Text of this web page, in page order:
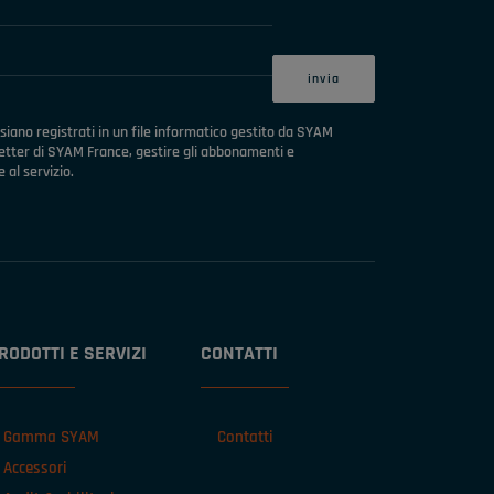
registrati in un file informatico gestito da SYAM
di SYAM France, gestire gli abbonamenti e
al servizio.
E SERVIZI
Gamma SYAM
Accessori
CONTATTI
Contatti